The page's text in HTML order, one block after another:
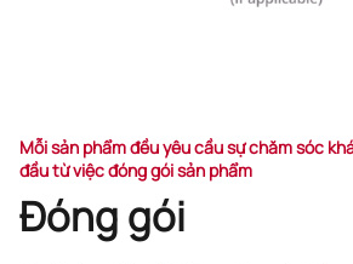
Mỗi sản phẩm đều yêu cầu sự chăm sóc
đầu từ việc đóng gói sản phẩm
Đóng gói